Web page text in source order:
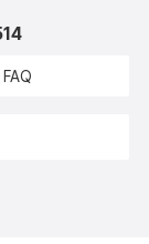
방을 들러 이야
이다. #팝스 소
FAQ